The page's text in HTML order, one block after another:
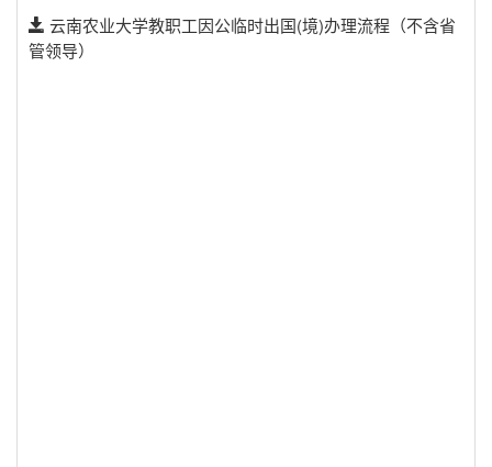
云南农业大学教职工因公临时出国(境)办理流程（不含省
管领导）